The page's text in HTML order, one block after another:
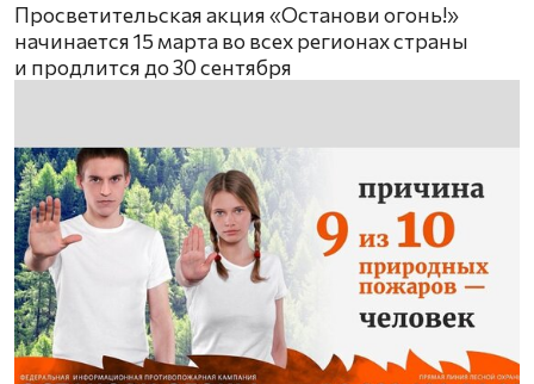
Просветительская акция «Останови огонь!»
начинается 15 марта во всех регионах страны
и продлится до 30 сентября